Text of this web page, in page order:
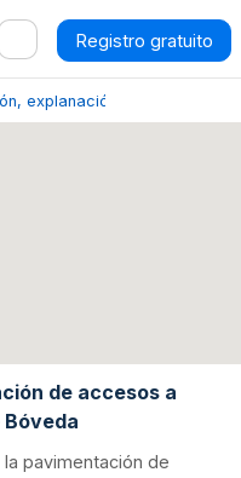
Registro gratuito
explanación y limpieza del
de accesos a
pavimentación de